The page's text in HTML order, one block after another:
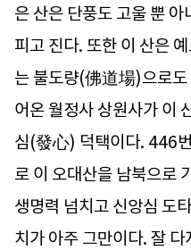
은 산은 단풍도 고울 뿐
피고 진다. 또한 이 산은
는 불도량(佛道場)으로도
어온 월정사 상원사가 이
심(發心) 덕택이다. 446
로 이 오대산을 남북으로
생명력 넘치고 신앙심 도
치가 아주 그만이다. 잘